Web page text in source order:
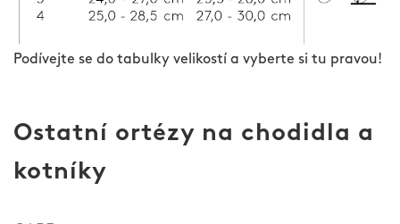
Podívejte se do tabulky velikostí a vyberte si tu pravou!
Ostatní ortézy na chodidla a
kotníky